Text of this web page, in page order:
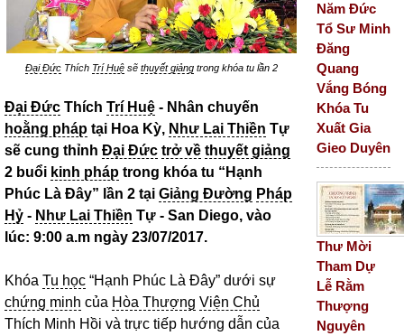
Đại Đức Thích Trí Huệ sẽ thuyết giảng trong khóa tu lần 2
Đại Đức Thích Trí Huệ - Nhân chuyến
hoằng pháp tại Hoa Kỳ, Như Lai Thiền Tự
sẽ cung thỉnh Đại Đức trở về thuyết giảng
2 buổi kinh pháp trong khóa tu “Hạnh
Phúc Là Đây” lần 2 tại Giảng Đường Pháp
Hỷ - Như Lai Thiền Tự - San Diego, vào
lúc: 9:00 a.m ngày 23/07/2017.
Khóa Tu học “Hạnh Phúc Là Đây” dưới sự
chứng minh của Hòa Thượng Viện Chủ
Thích Minh Hồi và trực tiếp hướng dẫn của
Năm Đức
Tổ Sư Minh
Đăng
Quang
Vắng Bóng
Khóa Tu
Xuất Gia
Gieo Duyên
Thư Mời
Tham Dự
Lễ Rằm
Thượng
Nguyên